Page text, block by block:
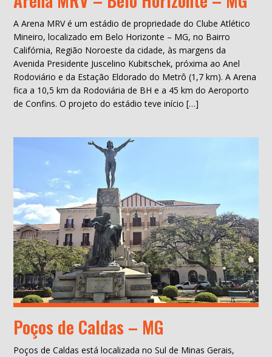
A Arena MRV é um estádio de propriedade do Clube Atlético
Mineiro, localizado em Belo Horizonte – MG, no Bairro
Califórnia, Região Noroeste da cidade, às margens da
Avenida Presidente Juscelino Kubitschek, próxima ao Anel
Rodoviário e da Estação Eldorado do Metrô (1,7 km). A Arena
fica a 10,5 km da Rodoviária de BH e a 45 km do Aeroporto
de Confins. O projeto do estádio teve início […]
Poços de Caldas – MG
Poços de Caldas está localizada no Sul de Minas Gerais,